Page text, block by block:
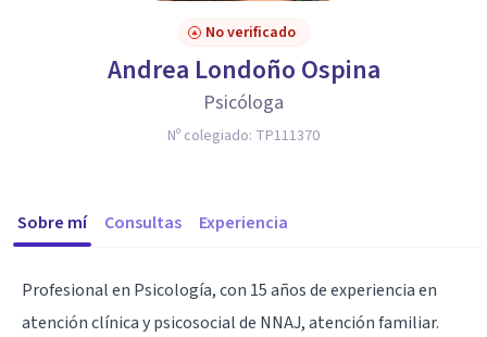
No verificado
Andrea Londoño Ospina
Psicóloga
Nº colegiado: TP111370
Sobre mí Consultas Experiencia
Profesional en Psicología, con 15 años de experiencia en
atención clínica y psicosocial de NNAJ, atención familiar.